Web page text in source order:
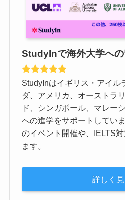
StudyInで海外大学へ
StudyInはイギリス・アイル
ダ、アメリカ、オーストラ
ド、シンガポール、マレー
への進学をサポートしてい
のイベント開催や、IELTS
ます。
詳しく